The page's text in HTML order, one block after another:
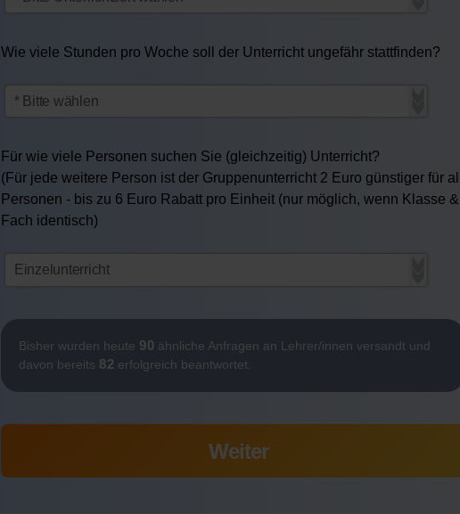
Wie viele Stunden pro Woche soll der Unterricht ungefähr stattfinden?
Für wie viele Personen suchen Sie (gleichzeitig) Unterricht?
(Für jede weitere Person ist der Gruppenunterricht 2 Euro günstiger für
Personen - bis zu 6 Euro Rabatt pro Einheit (nur möglich, wenn Klasse &
Fach identisch)
Bisher wurden heute 90ähnliche Anfragen an Lehrer/innen versandt und
davon bereits 82erfolgreich beantwortet.